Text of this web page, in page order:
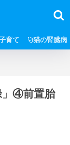
育て 猫の腎臓病
」④前置胎